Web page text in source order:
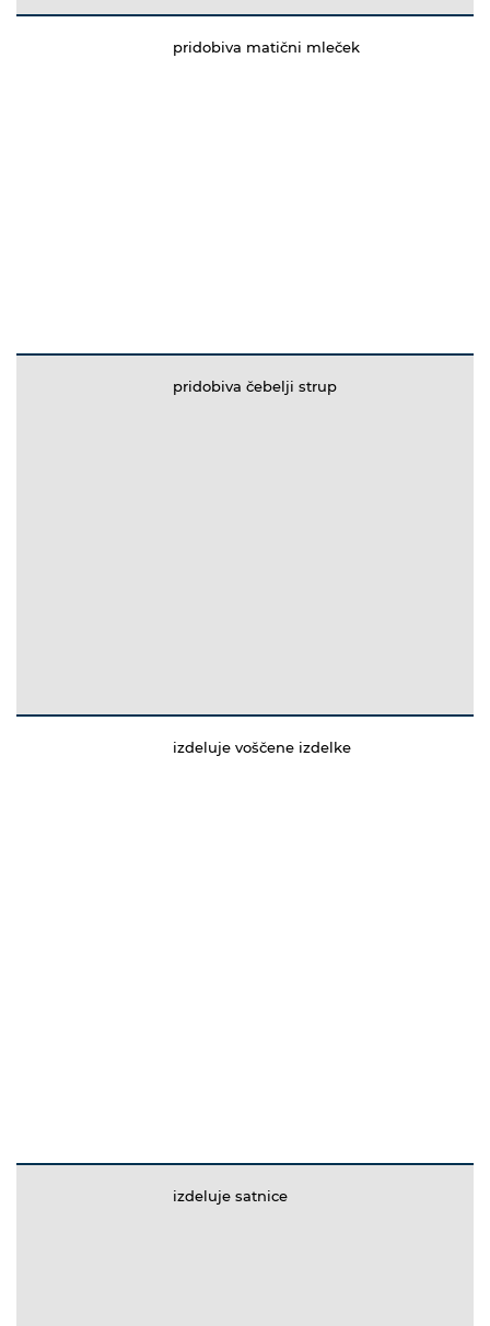
pridobiva matični mleček
pridobiva čebelji strup
izdeluje voščene izdelke
izdeluje satnice